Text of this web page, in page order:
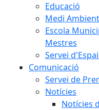
Educació
Medi Ambient
Escola
Mestres
Servei
Comunicació
Servei de
Notícies
Notícies